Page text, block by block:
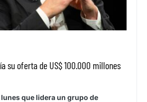
su oferta de US$ 100.000 millones
que lidera un grupo de